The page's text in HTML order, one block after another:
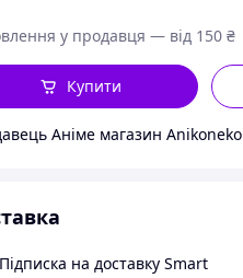
у продавця — від 150 ₴
Купити
Аніме магазин Anikoneko
на доставку Smart